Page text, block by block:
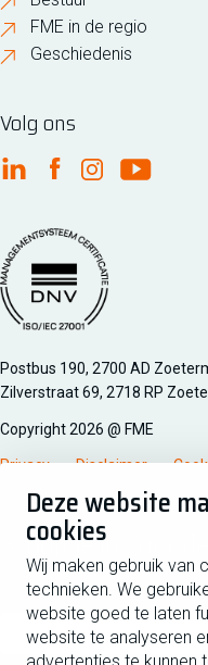
Deze website
cookies
Wij maken gebruik van
technieken. We
website goed te laten
website te analyseren
FME in de regio
Geschiedenis
Volg ons
FME Linkedin
FME Facebook
FME Instagram
FME
Managementsyteem
Postbus 190, 2700 AD
Zilverstraat 69, 2718 RP
Copyright 2026 @ FME
Privacy Disclaimer
Schrijf je in voor
Voornaam